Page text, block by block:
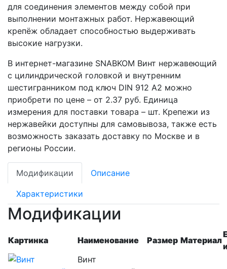
для соединения элементов между собой при
выполнении монтажных работ. Нержавеющий
крепёж обладает способностью выдерживать
высокие нагрузки.
В интернет-магазине SNABKOM Винт нержавеющий
с цилиндрической головкой и внутренним
шестигранником под ключ DIN 912 А2 можно
приобрети по цене – от 2.37 руб. Единица
измерения для поставки товара – шт. Крепежи из
нержавейки доступны для самовывоза, также есть
возможность заказать доставку по Москве и в
регионы России.
Модификации Описание
Характеристики
Модификации
Картинка Наименование Размер Материал
Винт